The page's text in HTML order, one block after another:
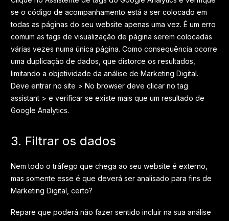
se o código de acompanhamento está a ser colocado em
todas as páginas do seu website apenas uma vez. É um erro
comum as tags de visualização de página serem colocadas
várias vezes numa única página. Como consequência ocorre
uma duplicação de dados, que distorce os resultados,
limitando a objetividade da análise de Marketing Digital.
Deve entrar no site > No browser deve clicar no tag
assistant > e verificar se existe mais que um resultado de
Google Analytics.
3. Filtrar os dados
Nem todo o tráfego que chega ao seu website é externo,
mas somente esse é que deverá ser analisado para fins de
Marketing Digital, certo?
Repare que poderá não fazer sentido incluir na sua análise